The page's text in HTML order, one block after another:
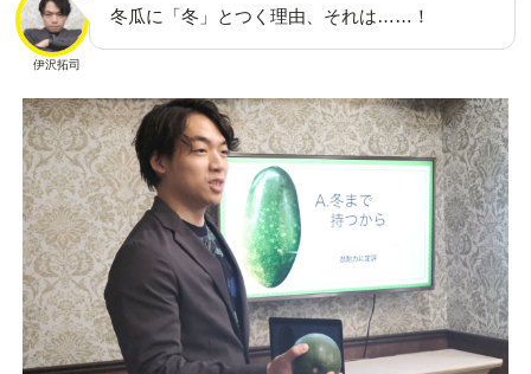
伊沢拓司
冬瓜に「冬」とつく理由、それは……！